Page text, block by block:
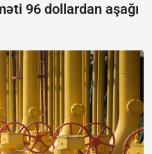
96 dollardan aşağı